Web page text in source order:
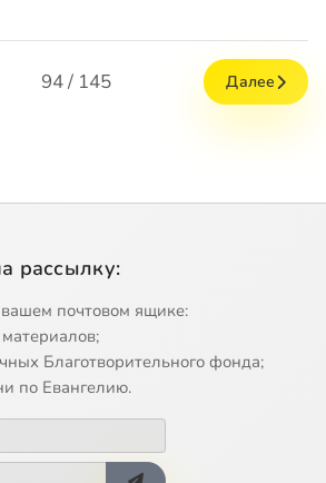
94 / 145 Далее
рассылку:
почтовом ящике:
Благотворительного фонда;
по Евангелию.